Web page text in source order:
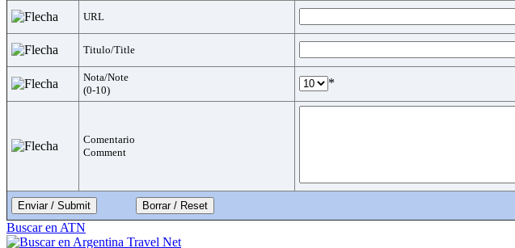
URL
Titulo/Title
Nota/Note
(0-10)
*
Comentario
Comment
Enviar / Submit
Buscar en ATN